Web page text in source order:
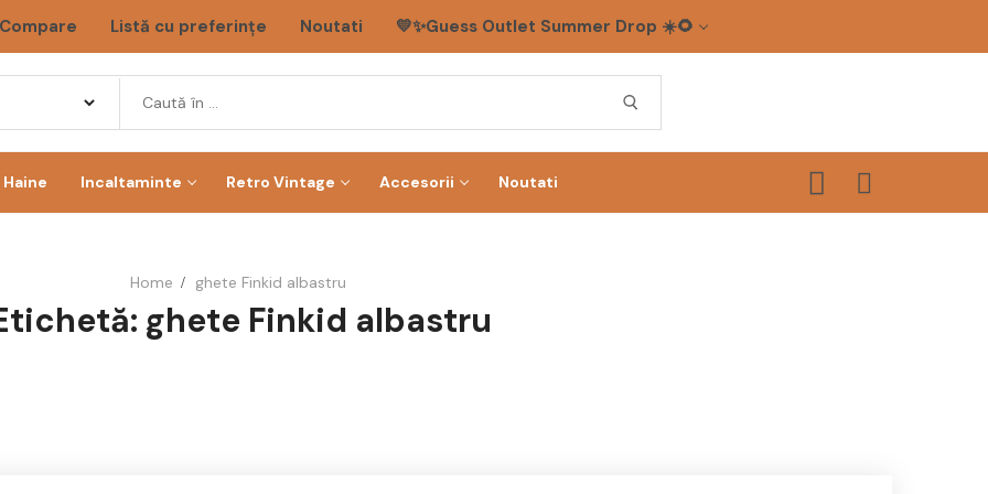
Compare Listă cu preferințe Noutati 💛✨Guess Outlet Summer Drop ☀️🌻
Haine Incaltaminte Retro Vintage Accesorii Noutati
Home ghete Finkid albastru
ghete Finkid albastru